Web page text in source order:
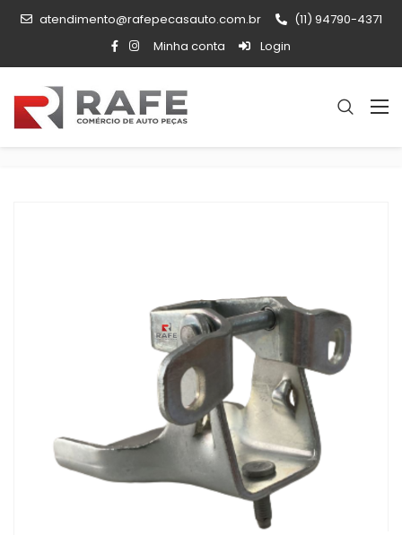
atendimento@rafepecasauto.com.br
(11) 94790-4371
Minha conta
Login